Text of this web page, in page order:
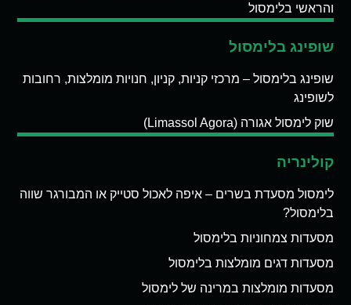
והראשי בלימסול
שופינג בלימסול
שופינג בלימסול – מרכזי קניות, קניון, חנויות מומלצות, רחובות
לשופינג
שוק לימסול אגורה (Limassol Agora)
קולינריה
לימסול מסעדת בשרים – איפה לאכול סטייק או המבורגר שווה
בלימסול?
מסעדות צמחוניות בלימסול
מסעדות דגים מומלצות בלימסול
מסעדות מומלצות במרינה של לימסול